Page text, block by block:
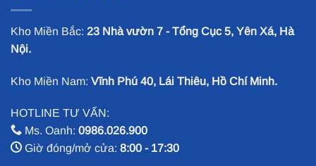
Kho Miền Bắc: 23 Nhà vườn 7 - Tổng Cục 5, Yên Xá, Hà
Nội.
Kho Miền Nam: Vĩnh Phú 40, Lái Thiêu, Hồ Chí Minh.
HOTLINE TƯ VẤN:
Ms. Oanh: 0986.026.900
Giờ đóng/mở cửa: 8:00 - 17:30